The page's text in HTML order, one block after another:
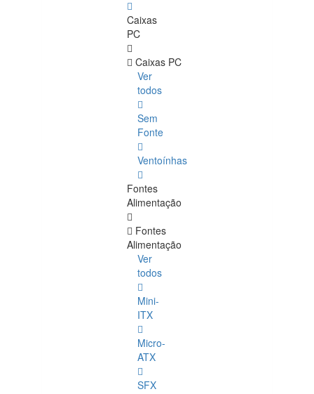
Caixas
PC
Caixas PC
Ver
todos
Sem
Fonte
Ventoínhas
Fontes
Alimentação
Fontes
Alimentação
Ver
todos
Mini-
ITX
Micro-
ATX
SFX